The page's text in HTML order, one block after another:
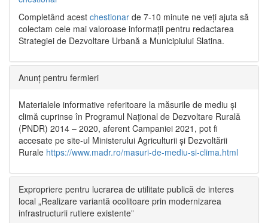
Completând acest chestionar de 7-10 minute ne veți ajuta să
colectam cele mai valoroase informații pentru redactarea
Strategiei de Dezvoltare Urbană a Municipiului Slatina.
Anunț pentru fermieri
Materialele informative referitoare la măsurile de mediu și
climă cuprinse în Programul Național de Dezvoltare Rurală
(PNDR) 2014 – 2020, aferent Campaniei 2021, pot fi
accesate pe site-ul Ministerului Agriculturii și Dezvoltării
Rurale https://www.madr.ro/masuri-de-mediu-si-clima.html
Expropriere pentru lucrarea de utilitate publică de interes
local „Realizare variantă ocolitoare prin modernizarea
infrastructurii rutiere existente”